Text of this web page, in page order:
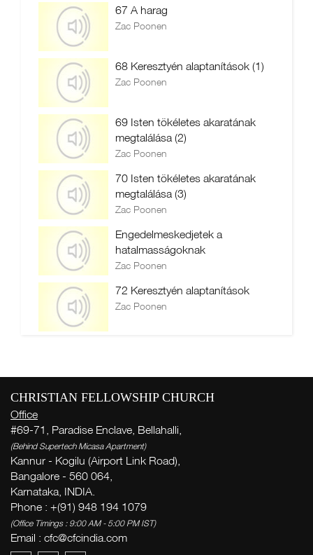
67 A harag
Zac Poonen
68 Keresztyén alaptanítások (1)
Zac Poonen
69 Isten tökéletes akaratának
megtalálása (2)
Zac Poonen
70 Isten tökéletes akaratának
megtalálása (3)
Zac Poonen
Engedelmeskedjetek a
hatalmasságoknak
Zac Poonen
72 Keresztyén alaptanítások
Zac Poonen
CHRISTIAN FELLOWSHIP CHURCH
Office
#69-71, Paradise Enclave, Bellahalli,
(Behind Supertech Micasa Apartment)
Kannur - Kogilu (Airport Link Road),
Bangalore - 560 064,
Karnataka, INDIA.
Phone : +(91) 948 194 1079
(Office Timings : 9:00 AM - 5:00 PM IST)
Email : cfc@cfcindia.com